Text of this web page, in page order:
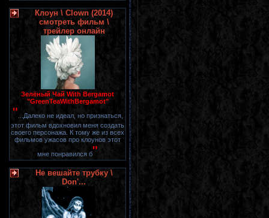
Клоун \ Clown (2014)
смотреть фильм \
трейлер онлайн
Зелёный Чай With Bergamot
"GreenTeaWithBergamot"
" ...Далеко не идеал, но признаться,
этот фильм вдохновил меня создать
своего персонажа. К тому же из всех
фильмов ужасов про клоунов этот
мне понравился б"
Не вешайте трубку \
Don'...